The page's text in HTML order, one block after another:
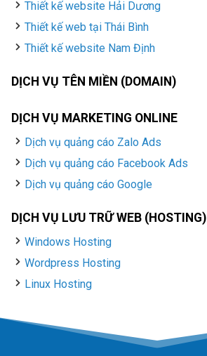
Thiết kế website Hải Dương
Thiết kế web tại Thái Bình
Thiết kế website Nam Định
DỊCH VỤ TÊN MIỀN (DOMAIN)
DỊCH VỤ MARKETING ONLINE
Dịch vụ quảng cáo Zalo Ads
Dịch vụ quảng cáo Facebook Ads
Dịch vụ quảng cáo Google
DỊCH VỤ LƯU TRỮ WEB (HOSTING)
Windows Hosting
Wordpress Hosting
Linux Hosting